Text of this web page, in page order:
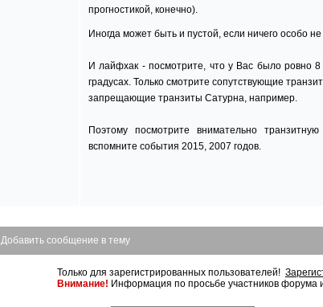
прогностикой, конечно).
Иногда может быть и пустой, если ничего особо
И лайфхак - посмотрите, что у Вас было ровно
градусах. Только смотрите сопутствующие
запрещающие транзиты Сатурна, например.
Поэтому посмотрите внимательно
вспомните события 2015, 2007 годов.
Добавить сообщение в тему
Только для зарегистрированных пользователей!
Внимание! Информация по просьбе участников форума